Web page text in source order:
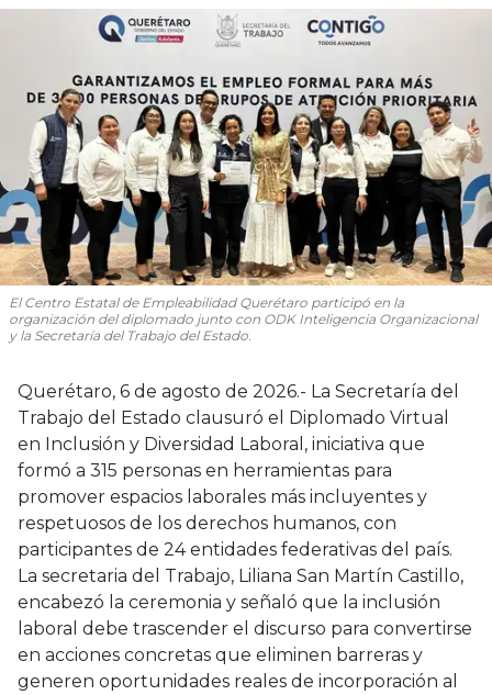
El Centro Estatal de Empleabilidad Querétaro participó en la
organización del diplomado junto con ODK Inteligencia Organizacional
y la Secretaría del Trabajo del Estado.
Querétaro, 6 de agosto de 2026.- La Secretaría del
Trabajo del Estado clausuró el Diplomado Virtual
en Inclusión y Diversidad Laboral, iniciativa que
formó a 315 personas en herramientas para
promover espacios laborales más incluyentes y
respetuosos de los derechos humanos, con
participantes de 24 entidades federativas del país.
La secretaria del Trabajo, Liliana San Martín Castillo,
encabezó la ceremonia y señaló que la inclusión
laboral debe trascender el discurso para convertirse
en acciones concretas que eliminen barreras y
generen oportunidades reales de incorporación al